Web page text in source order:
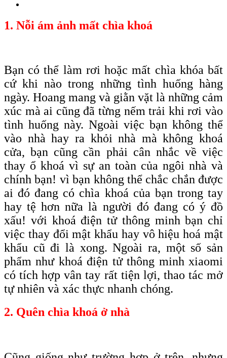
1. Nỗi ám ảnh mất chìa khoá
Bạn có thể làm rơi hoặc mất chìa khóabất
cứ khi nào trong những tình huống hàng
ngày. Hoang mang và giằn vặt là những cảm
xúc mà ai cũng đã từng nếm trải khi rơi vào
tình huống này. Ngoài việc bạn không thể
vào nhà hay ra khỏi nhà mà không khoá
cửa, bạn cũng cần phải cân nhắc về việc
thay ổ khoá vì sự an toàn của ngôi nhà và
chính bạn! vì bạn không thể chắc chắn được
ai đó đang có chìa khoá của bạn trong tay
hay tệ hơn nữa là người đó đang có ý đồ
xấu! với khoá điện tử thông minh bạn chỉ
việc thay đổi mật khẩu hay vô hiệu hoá mật
khẩu cũ đi là xong. Ngoài ra, một số sản
phẩm như khoá điện tử thông minh xiaomi
có tích hợp vân tay rất tiện lợi, thao tác mở
tự nhiên và xác thực nhanh chóng.
2. Quên chìa khoá ở nhà